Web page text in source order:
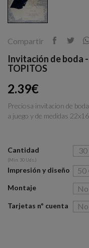
Compartir
Invitación de boda -
TOPITOS
2.39€
Preciosa invitacion de
a juego y de medidas
Cantidad
(Min. 30 Uds.)
Impresión y diseño
Montaje
Tarjetas nº cuenta